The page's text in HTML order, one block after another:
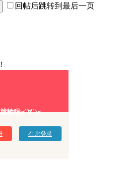
回帖后跳转到最后一页
输啦σ`∀´)σ
在此登录